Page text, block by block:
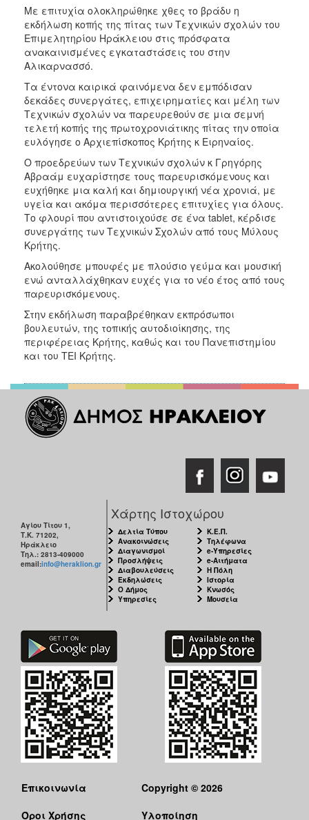
ΔΗΜΟΣ
ΠΟΛΙΤΙΣΜΟΣ
ΑΝΘΕΚΤΙΚΗ
ΠΟΛΗ
Με επιτυχία ολοκληρώθηκε χθες το βράδυ η
εκδήλωση κοπής της πίτας των Τεχνικών σχολών του
Επιμελητηρίου Ηράκλειου στις πρόσφατα
ανακαινισμένες εγκαταστάσεις του στην
Αλικαρνασσό.
Τα έντονα καιρικά φαινόμενα δεν εμπόδισαν
δεκάδες συνεργάτες, επιχειρηματίες και μέλη των
Τεχνικών σχολών να παρευρεθούν σε μια σεμνή
τελετή κοπής της πρωτοχρονιάτικης πίτας την οποία
ευλόγησε ο Αρχιεπίσκοπος Κρήτης κ Ειρηναίος.
Ο προεδρεύων των Τεχνικών σχολών κ Γρηγόρης
Αβραάμ ευχαρίστησε τους παρευρισκόμενους και
ευχήθηκε μια καλή και δημιουργική νέα χρονιά, με
υγεία και ακόμα περισσότερες επιτυχίες για όλους.
Το φλουρί που αντιστοιχούσε σε ένα tablet, κέρδισε
συνεργάτης των Τεχνικών Σχολών από τους Μύλους
Κρήτης.
Ακολούθησε μπουφές με πλούσιο γεύμα και μουσική
ενώ ανταλλάχθηκαν ευχές για το νέο έτος από τους
παρευρισκόμενους.
Στην εκδήλωση παραβρέθηκαν εκπρόσωποι
βουλευτών, της τοπικής αυτοδιοίκησης, της
περιφέρειας Κρήτης, καθώς και του Πανεπιστημίου
και του ΤΕΙ Κρήτης.
Αγίου Τίτου 1,
Τ.Κ. 71202,
Ηράκλειο
Τηλ.: 2813-409000
email:info@heraklion.gr
Χάρτης Ιστοχώρου
Δελτία Τύπου
Ανακοινώσεις
Διαγωνισμοί
Προσλήψεις
Διαβουλεύσεις
Εκδηλώσεις
Ο Δήμος
Υπηρεσίες
Κ.Ε.Π.
Τηλέφωνα
e-Υπηρεσίες
e-Αιτήματα
Η Πόλη
Ιστορία
Κνωσός
Μουσεία
Επικοινωνία
Όροι Χρήσης
Copyright © 2026
Υλοποίηση